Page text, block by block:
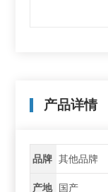
产品详情
品牌 其他品牌
产地 国产